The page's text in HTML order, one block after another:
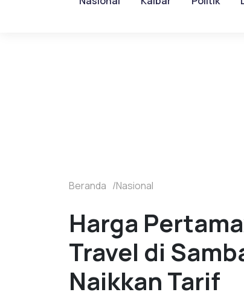
Beranda Nasional
Harga
Travel di
Naikkan Tarif